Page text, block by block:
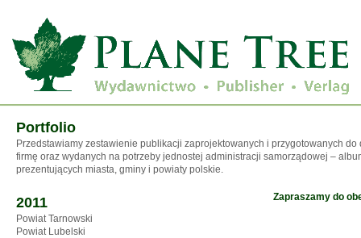
2011
Powiat Tarnowski
Powiat Lubelski
Portfolio
Przedstawiamy zestawienie publikacji zaprojektowanych i przygotowanych do
firmę oraz wydanych na potrzeby jednostej administracji samorządowej –
prezentujących miasta, gminy i powiaty polskie.
Zapraszamy do